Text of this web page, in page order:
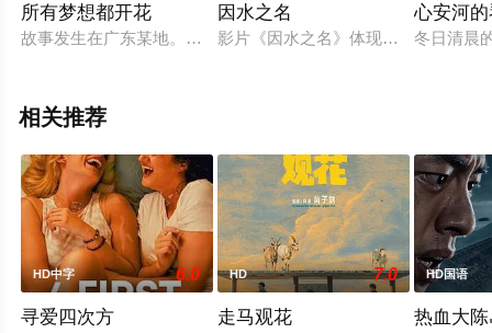
所有梦想都开花
故事发生在广东某地。川妹子林芳（蒋勤勤 饰）己出来打工十
因水之名
影片《因水之名》体现了中国环保主
心安河
冬日清晨
相关推荐
HD中字 6.0
寻爱四次方
HD 7.0
走马观花
HD国语
热血大